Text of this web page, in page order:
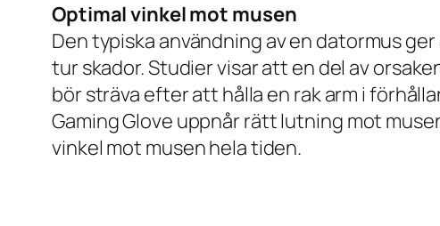
Optimal vinkel mot musen
Den typiska användning av en datormus
tur skador. Studier visar att en del av
bör sträva efter att hålla en rak arm i
Gaming Glove uppnår rätt lutning mot
vinkel mot musen hela tiden.